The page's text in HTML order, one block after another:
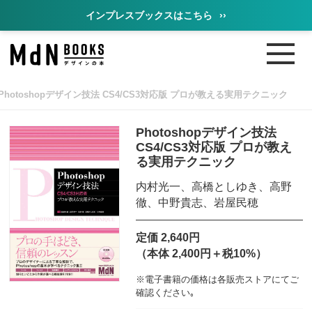
インプレスブックスはこちら ››
デザイン技法 CS4/CS3対応版 プロが教える実用テクニック
Photoshopデザイン技法
CS4/CS3対応版 プロが教え
る実用テクニック
内村光一、高橋としゆき、高野
徹、中野貴志、岩屋民穂
定価 2,640円
（本体 2,400円＋税10%）
※電子書籍の価格は各販売ストアにてご
確認ください｡